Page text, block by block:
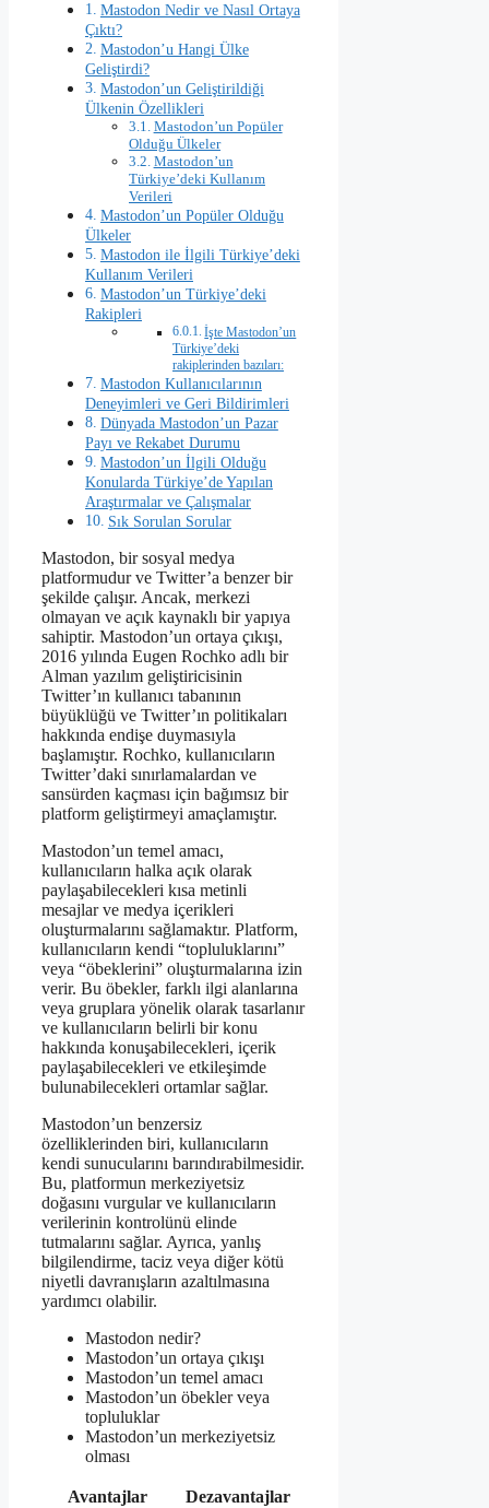
Mastodon Nedir ve Nasıl Ortaya
Çıktı?
Mastodon’u Hangi Ülke
Geliştirdi?
Mastodon’un Geliştirildiği
Ülkenin Özellikleri
Mastodon’un Popüler
Olduğu Ülkeler
Mastodon’un
Türkiye’deki Kullanım
Verileri
Mastodon’un Popüler Olduğu
Ülkeler
Mastodon ile İlgili Türkiye’deki
Kullanım Verileri
Mastodon’un Türkiye’deki
Rakipleri
İşte Mastodon’un
Türkiye’deki
rakiplerinden bazıları:
Mastodon Kullanıcılarının
Deneyimleri ve Geri Bildirimleri
Dünyada Mastodon’un Pazar
Payı ve Rekabet Durumu
Mastodon’un İlgili Olduğu
Konularda Türkiye’de Yapılan
Araştırmalar ve Çalışmalar
Sık Sorulan Sorular
Mastodon, bir sosyal medya
platformudur ve Twitter’a benzer bir
şekilde çalışır. Ancak, merkezi
olmayan ve açık kaynaklı bir yapıya
sahiptir. Mastodon’un ortaya çıkışı,
2016 yılında Eugen Rochko adlı bir
Alman yazılım geliştiricisinin
Twitter’ın kullanıcı tabanının
büyüklüğü ve Twitter’ın politikaları
hakkında endişe duymasıyla
başlamıştır. Rochko, kullanıcıların
Twitter’daki sınırlamalardan ve
sansürden kaçması için bağımsız bir
platform geliştirmeyi amaçlamıştır.
Mastodon’un temel amacı,
kullanıcıların halka açık olarak
paylaşabilecekleri kısa metinli
mesajlar ve medya içerikleri
oluşturmalarını sağlamaktır. Platform,
kullanıcıların kendi “topluluklarını”
veya “öbeklerini” oluşturmalarına izin
verir. Bu öbekler, farklı ilgi alanlarına
veya gruplara yönelik olarak tasarlanır
ve kullanıcıların belirli bir konu
hakkında konuşabilecekleri, içerik
paylaşabilecekleri ve etkileşimde
bulunabilecekleri ortamlar sağlar.
Mastodon’un benzersiz
özelliklerinden biri, kullanıcıların
kendi sunucularını barındırabilmesidir.
Bu, platformun merkeziyetsiz
doğasını vurgular ve kullanıcıların
verilerinin kontrolünü elinde
tutmalarını sağlar. Ayrıca, yanlış
bilgilendirme, taciz veya diğer kötü
niyetli davranışların azaltılmasına
yardımcı olabilir.
Mastodon nedir?
Mastodon’un ortaya çıkışı
Mastodon’un temel amacı
Mastodon’un öbekler veya
topluluklar
Mastodon’un merkeziyetsiz
olması
Avantajlar
Dezavantajlar